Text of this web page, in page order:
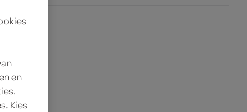
en
Kies